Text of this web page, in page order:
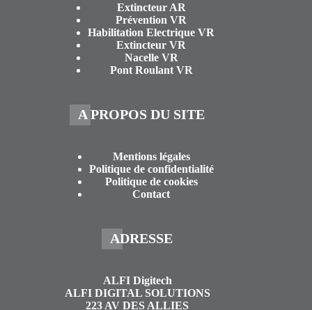
Extincteur AR
Prévention VR
Habilitation Electrique VR
Extincteur VR
Nacelle VR
Pont Roulant VR
A PROPOS DU SITE
Mentions légales
Politique de confidentialité
Politique de cookies
Contact
ADRESSE
ALFI Digitech
ALFI DIGITAL SOLUTIONS
223 AV DES ALLIES